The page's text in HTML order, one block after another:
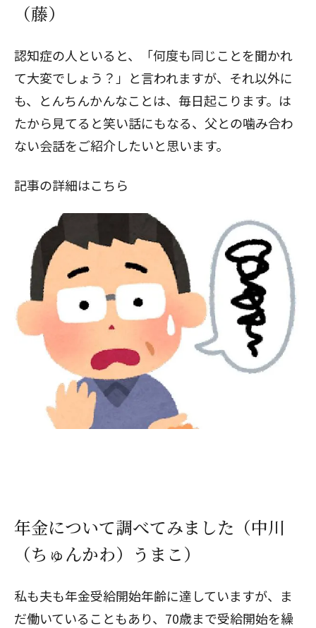
（藤）
認知症の人といると、「何度も同じことを聞かれ
て大変でしょう？」と言われますが、それ以外に
も、とんちんかんなことは、毎日起こります。は
たから見てると笑い話にもなる、父との噛み合わ
ない会話をご紹介したいと思います。
記事の詳細はこちら
年金について調べてみました（中川
（ちゅんかわ）うまこ）
私も夫も年金受給開始年齢に達していますが、ま
だ働いていることもあり、70歳まで受給開始を繰
閉じる